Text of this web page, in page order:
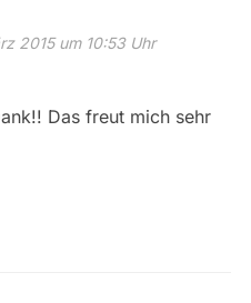
2015 um 10:53 Uhr
Das freut mich sehr